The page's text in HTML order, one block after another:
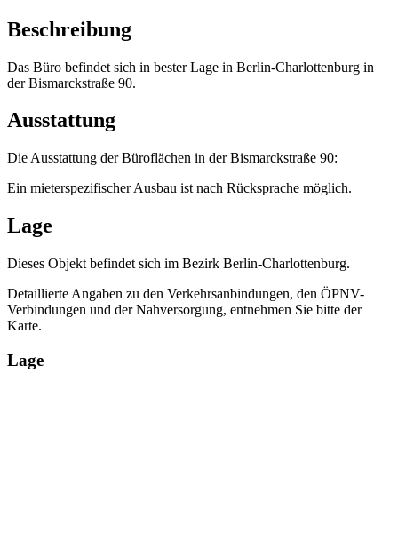
Beschreibung
Das Büro befindet sich in bester Lage in Berlin-Charlottenburg in
der Bismarckstraße 90.
Ausstattung
Die Ausstattung der Büroflächen in der Bismarckstraße 90:
Ein mieterspezifischer Ausbau ist nach Rücksprache möglich.
Lage
Dieses Objekt befindet sich im Bezirk Berlin-Charlottenburg.
Detaillierte Angaben zu den Verkehrsanbindungen, den ÖPNV-
Verbindungen und der Nahversorgung, entnehmen Sie bitte der
Karte.
Lage